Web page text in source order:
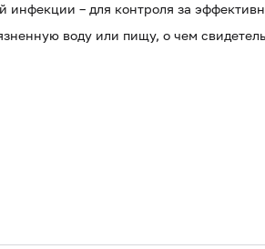
инфекции – для контроля за
воду или пищу, о чем